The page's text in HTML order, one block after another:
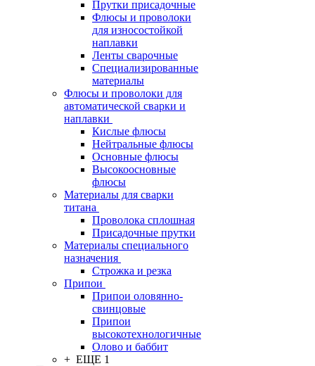
Прутки присадочные
Флюсы и проволоки
для износостойкой
наплавки
Ленты сварочные
Специализированные
материалы
Флюсы и проволоки для
автоматической сварки и
наплавки
Кислые флюсы
Нейтральные флюсы
Основные флюсы
Высокоосновные
флюсы
Материалы для сварки
титана
Проволока сплошная
Присадочные прутки
Материалы специального
назначения
Строжка и резка
Припои
Припои оловянно-
свинцовые
Припои
высокотехнологичные
Олово и баббит
+ ЕЩЕ 1